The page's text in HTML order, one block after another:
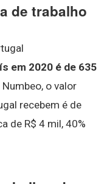
de trabalho
em 2020 é de 635
o valor
recebem é de
de R$ 4 mil, 40%